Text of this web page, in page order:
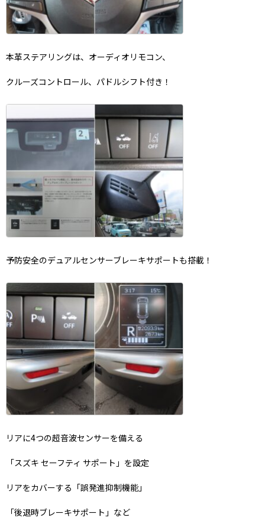
本革ステアリングは、オーディオリモコン、
クルーズコントロール、パドルシフト付き！
予防安全のデュアルセンサーブレーキサポートも搭載！
リアに4つの超音波センサーを備える
「スズキ セーフティ サポート」を設定
リアをカバーする「誤発進抑制機能」
「後退時ブレーキサポート」など